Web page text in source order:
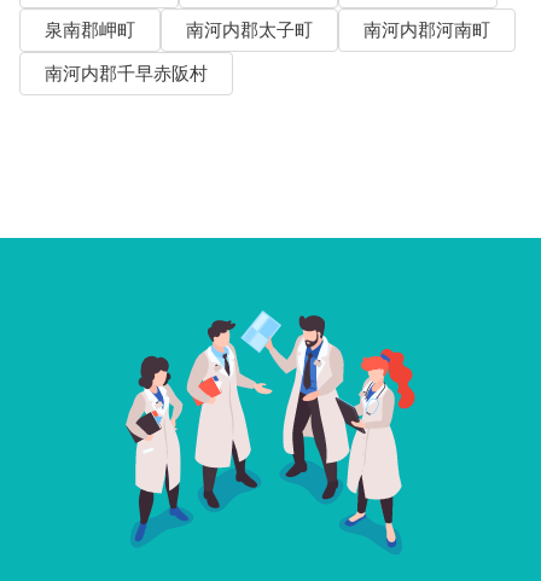
泉南郡岬町
南河内郡太子町
南河内郡河南町
南河内郡千早赤阪村